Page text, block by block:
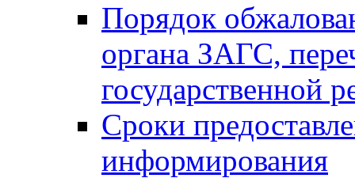
Порядок
органа ЗАГС,
государственной
Сроки
информирования